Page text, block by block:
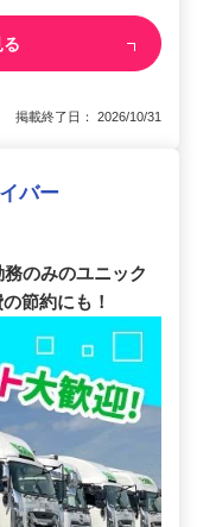
掲載終了日： 2026/10/31
バー
のみのユニック
節約にも！